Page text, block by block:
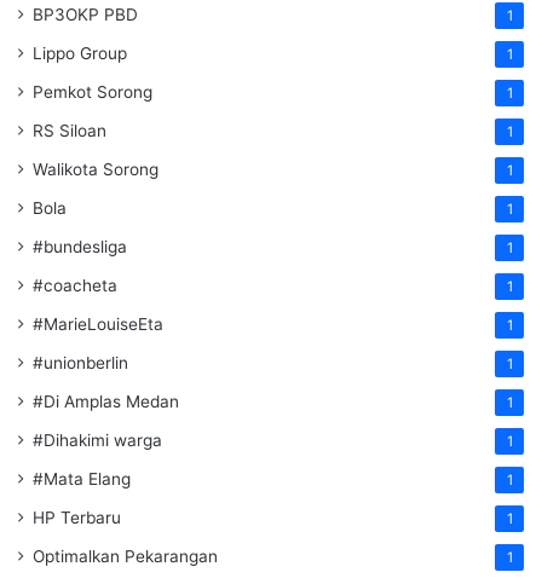
BP3OKP PBD 1
Lippo Group 1
Pemkot Sorong 1
RS Siloan 1
Walikota Sorong 1
Bola 1
#bundesliga 1
#coacheta 1
#MarieLouiseEta 1
#unionberlin 1
#Di Amplas Medan 1
#Dihakimi warga 1
#Mata Elang 1
HP Terbaru 1
Optimalkan Pekarangan 1